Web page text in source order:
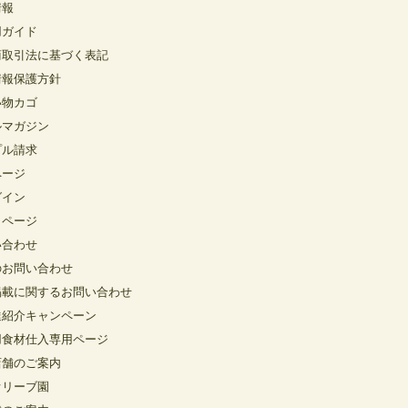
イド
引法に基づく表記
保護方針
カゴ
ガジン
請求
ジ
ン
ージ
わせ
問い合わせ
に関するお問い合わせ
介キャンペーン
材仕入専用ページ
のご案内
ーブ園